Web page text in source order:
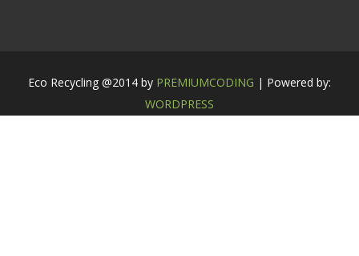
Eco Recycling @2014 by PREMIUMCODING | Powered by:
WORDPRESS